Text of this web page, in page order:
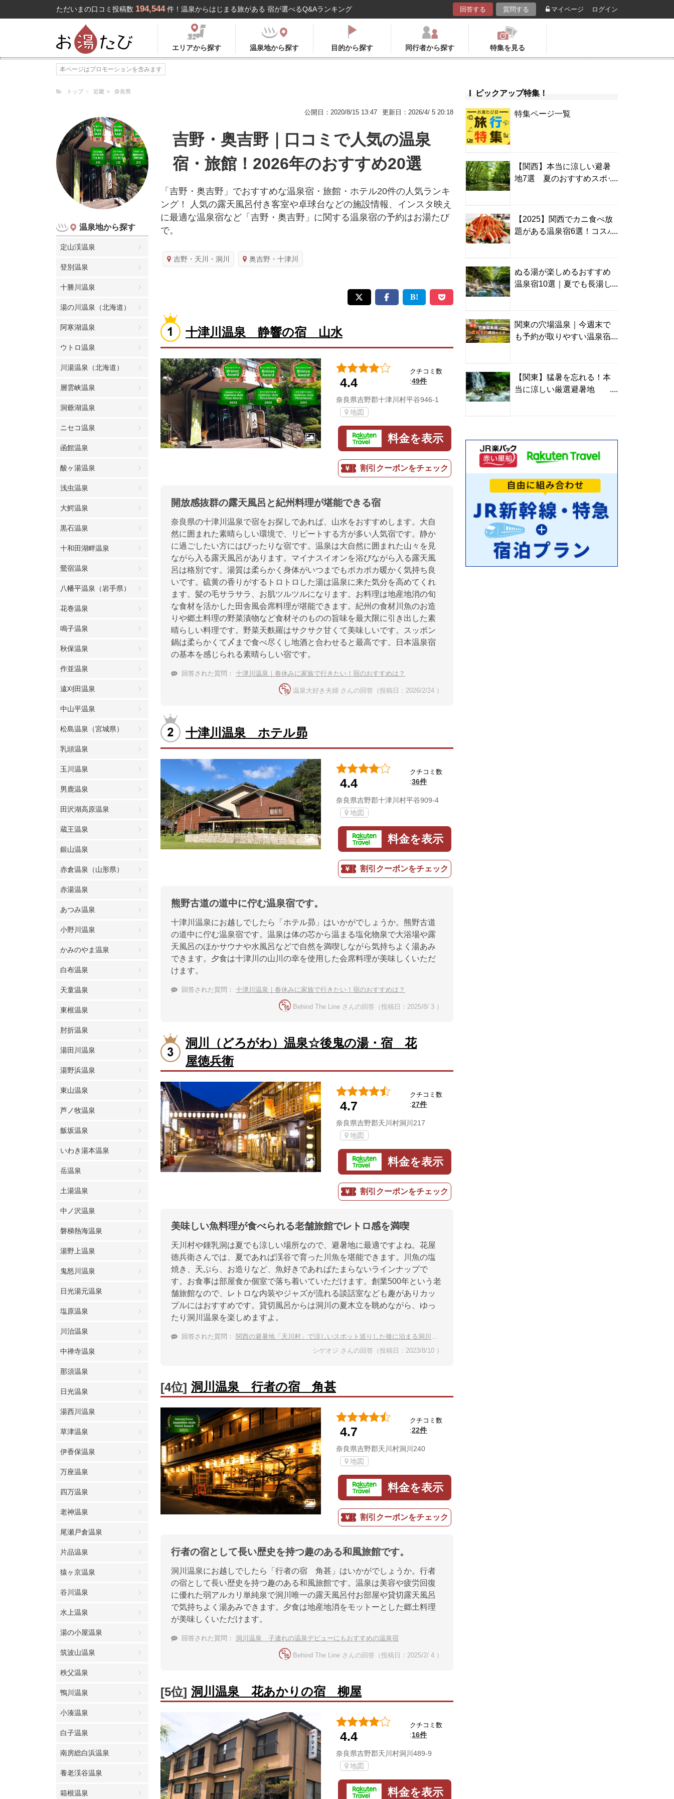
ただいまの口コミ投稿数 194,544 件！温泉からはじまる旅がある 宿が選べるQ&Aランキング 回答する 質問する マイページ ログイン
エリアから探す 温泉地から探す 目的から探す 同行者から探す 特集を見る
本ページはプロモーションを含みます
トップ 近畿 奈良県
公開日：2020/8/15 13:47 更新日：2026/4/ 5 20:18
温泉地から探す
定山渓温泉
登別温泉
十勝川温泉
湯の川温泉（北海道）
阿寒湖温泉
ウトロ温泉
川湯温泉（北海道）
層雲峡温泉
洞爺湖温泉
ニセコ温泉
函館温泉
酸ヶ湯温泉
浅虫温泉
大鰐温泉
黒石温泉
十和田湖畔温泉
鶯宿温泉
八幡平温泉（岩手県）
花巻温泉
鳴子温泉
秋保温泉
作並温泉
遠刈田温泉
中山平温泉
松島温泉（宮城県）
乳頭温泉
玉川温泉
男鹿温泉
田沢湖高原温泉
蔵王温泉
銀山温泉
赤倉温泉（山形県）
赤湯温泉
あつみ温泉
小野川温泉
かみのやま温泉
白布温泉
天童温泉
東根温泉
肘折温泉
湯田川温泉
湯野浜温泉
東山温泉
芦ノ牧温泉
飯坂温泉
いわき湯本温泉
岳温泉
土湯温泉
中ノ沢温泉
磐梯熱海温泉
湯野上温泉
鬼怒川温泉
日光湯元温泉
塩原温泉
川治温泉
中禅寺温泉
那須温泉
日光温泉
湯西川温泉
草津温泉
伊香保温泉
万座温泉
四万温泉
老神温泉
尾瀬戸倉温泉
片品温泉
猿ヶ京温泉
谷川温泉
水上温泉
湯の小屋温泉
筑波山温泉
秩父温泉
鴨川温泉
小湊温泉
白子温泉
南房総白浜温泉
養老渓谷温泉
箱根温泉
吉野・奥吉野｜口コミで人気の温泉
宿・旅館！2026年のおすすめ20選
「吉野・奥吉野」でおすすめな温泉宿・旅館・ホテル20件の人気ランキ
ング！ 人気の露天風呂付き客室や卓球台などの施設情報、インスタ映え
に最適な温泉宿など「吉野・奥吉野」に関する温泉宿の予約はお湯たび
で。
吉野・天川・洞川 奥吉野・十津川
十津川温泉 静響の宿 山水
4.4
クチコミ数
:49件
奈良県吉野郡十津川村平谷946-1
地図
料金を表示
割引クーポンをチェック
開放感抜群の露天風呂と紀州料理が堪能できる宿
奈良県の十津川温泉で宿をお探しであれば、山水をおすすめします。大自
然に囲まれた素晴らしい環境で、リピートする方が多い人気宿です。静か
に過ごしたい方にはぴったりな宿です。温泉は大自然に囲まれた山々を見
ながら入る露天風呂があります。マイナスイオンを浴びながら入る露天風
呂は格別です。湯質は柔らかく身体がいつまでもポカポカ暖かく気持ち良
いです。硫黄の香りがするトロトロした湯は温泉に来た気分を高めてくれ
ます。髪の毛サラサラ、お肌ツルツルになります。お料理は地産地消の旬
な食材を活かした田舎風会席料理が堪能できます。紀州の食材川魚のお造
りや郷土料理の野菜漬物など食材そのものの旨味を最大限に引き出した素
晴らしい料理です。野菜天麩羅はサクサク甘くて美味しいです。スッポン
鍋は柔らかくて〆まで食べ尽くし地酒と合わせると最高です。日本温泉宿
の基本を感じられる素晴らしい宿です。
回答された質問： 十津川温泉｜春休みに家族で行きたい！宿のおすすめは？
温泉大好き夫婦 さんの回答（投稿日：2026/2/24 ）
十津川温泉 ホテル昴
4.4
クチコミ数
:36件
奈良県吉野郡十津川村平谷909-4
地図
料金を表示
割引クーポンをチェック
熊野古道の道中に佇む温泉宿です。
十津川温泉にお越しでしたら「ホテル昴」はいかがでしょうか。熊野古道
の道中に佇む温泉宿です。温泉は体の芯から温まる塩化物泉で大浴場や露
天風呂のほかサウナや水風呂などで自然を満喫しながら気持ちよく湯あみ
できます。夕食は十津川の山川の幸を使用した会席料理が美味しくいただ
けます。
回答された質問： 十津川温泉｜春休みに家族で行きたい！宿のおすすめは？
Behind The Line さんの回答（投稿日：2025/8/ 3 ）
洞川（どろがわ）温泉☆後鬼の湯・宿 花
屋徳兵衛
4.7
クチコミ数
:27件
奈良県吉野郡天川村洞川217
地図
料金を表示
割引クーポンをチェック
美味しい魚料理が食べられる老舗旅館でレトロ感を満喫
天川村や鍾乳洞は夏でも涼しい場所なので、避暑地に最適ですよね。花屋
徳兵衛さんでは、夏であれば渓谷で育った川魚を堪能できます。川魚の塩
焼き、天ぷら、お造りなど、魚好きであればたまらないラインナップで
す。お食事は部屋食か個室で落ち着いていただけます。創業500年という老
舗旅館なので、レトロな内装やジャズが流れる談話室なども趣がありカッ
プルにはおすすめです。貸切風呂からは洞川の夏木立を眺めながら、ゆっ
たり洞川温泉を楽しめますよ。
回答された質問： 関西の避暑地「天川村」で涼しいスポット巡りした後に泊まる洞川温泉のおすすめは？
シゲオジ さんの回答（投稿日：2023/8/10 ）
[4位] 洞川温泉 行者の宿 角甚
4.7
クチコミ数
:22件
奈良県吉野郡天川村洞川240
地図
料金を表示
割引クーポンをチェック
行者の宿として長い歴史を持つ趣のある和風旅館です。
洞川温泉にお越しでしたら「行者の宿 角甚」はいかがでしょうか。行者
の宿として長い歴史を持つ趣のある和風旅館です。温泉は美容や疲労回復
に優れた弱アルカリ単純泉で洞川唯一の露天風呂付お部屋や貸切露天風呂
で気持ちよく湯あみできます。夕食は地産地消をモットーとした郷土料理
が美味しくいただけます。
回答された質問： 洞川温泉 子連れの温泉デビューにもおすすめの温泉宿
Behind The Line さんの回答（投稿日：2025/2/ 4 ）
[5位] 洞川温泉 花あかりの宿 柳屋
4.4
クチコミ数
:16件
奈良県吉野郡天川村洞川489-9
地図
料金を表示
ピックアップ特集！
特集ページ一覧
【関西】本当に涼しい避暑
地7選 夏のおすすめスポッ
【2025】関西でカニ食べ放
題がある温泉宿6選！コスパ
ぬる湯が楽しめるおすすめ
温泉宿10選｜夏でも長湯し
関東の穴場温泉｜今週末で
も予約が取りやすい温泉宿
【関東】猛暑を忘れる！本
当に涼しい厳選避暑地